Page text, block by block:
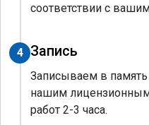
соответствии с
4 Запись
Записываем в
нашим
работ 2-3 часа.